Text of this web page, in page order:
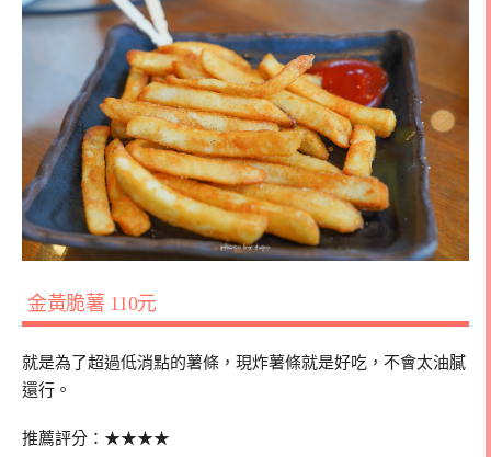
金黃脆薯 110元
就是為了超過低消點的薯條，現炸薯條就是好吃，不會太油膩
還行。
推薦評分：★★★★